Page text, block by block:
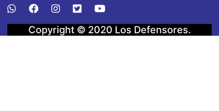
Copyright © 2020 Los Defensores.